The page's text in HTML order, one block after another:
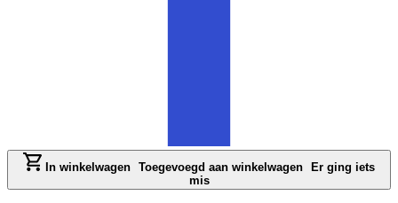
In winkelwagen Toegevoegd aan winkelwagen
Er ging iets
mis